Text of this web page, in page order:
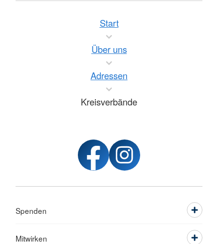
Start
Über uns
Adressen
Kreisverbände
Spenden
Mitwirken